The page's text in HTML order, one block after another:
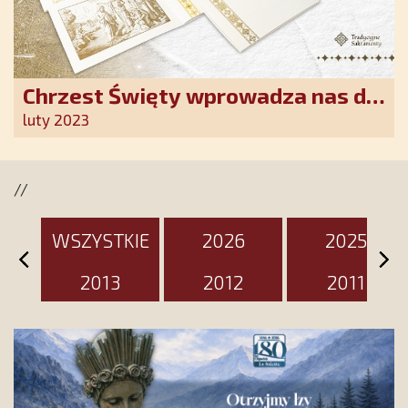
Chrzest Święty wprowadza nas do
wspólnoty Kościoła. Nasz pakiet
luty 2023
//
WSZYSTKIE 2026
2025
2013
2012 2011